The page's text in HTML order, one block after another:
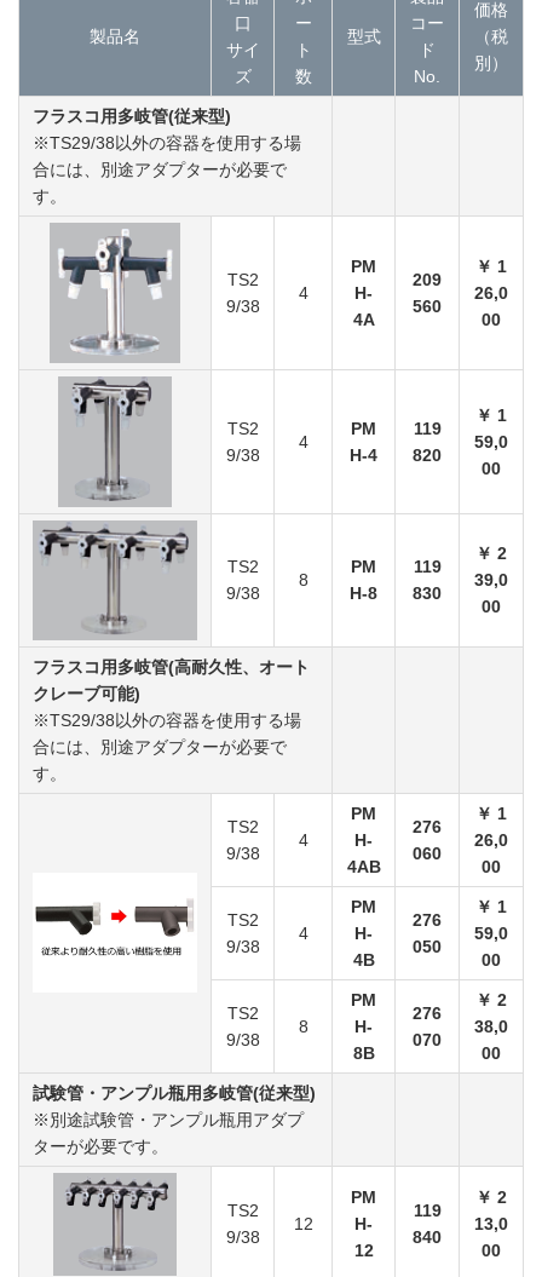
製品名
口
サイ
ズ
ー
ト
数
型式
コー
ド
No.
価格
（税
別）
フラスコ用多岐管(従来型)
※TS29/38以外の容器を使用する場
合には、別途アダプターが必要で
す。
TS2
9/38
4
PM
H-
4A
209
560
￥ 1
26,0
00
TS2
9/38
4
PM
H-4
119
820
￥ 1
59,0
00
TS2
9/38
8
PM
H-8
119
830
￥ 2
39,0
00
フラスコ用多岐管(高耐久性、オート
クレーブ可能)
※TS29/38以外の容器を使用する場
合には、別途アダプターが必要で
す。
TS2
9/38
4
PM
H-
4AB
276
060
￥ 1
26,0
00
TS2
9/38
4
PM
H-
4B
276
050
￥ 1
59,0
00
TS2
9/38
8
PM
H-
8B
276
070
￥ 2
38,0
00
試験管・アンプル瓶用多岐管(従来型)
※別途試験管・アンプル瓶用アダプ
ターが必要です。
TS2
9/38
12
PM
H-
12
119
840
￥ 2
13,0
00